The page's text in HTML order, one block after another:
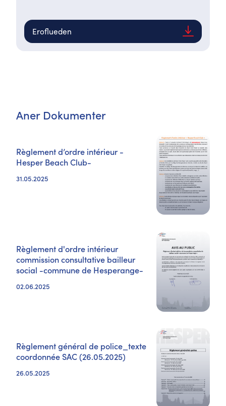
Eroflueden
Aner Dokumenter
Règlement d’ordre intérieur -
Hesper Beach Club-
31.05.2025
Règlement d'ordre intérieur
commission consultative bailleur
social -commune de Hesperange-
02.06.2025
Règlement général de police_texte
coordonnée SAC (26.05.2025)
26.05.2025